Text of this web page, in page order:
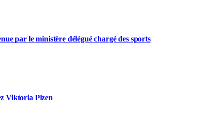
par le ministère délégué chargé des sports
Viktoria Plzen